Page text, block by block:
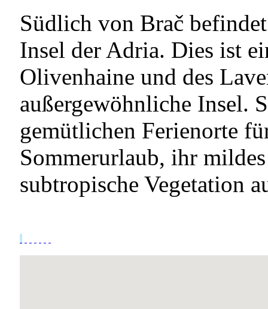
Südlich von Brač
Insel der Adria. Dies ist
Olivenhaine und des
außergewöhnliche Insel.
gemütlichen Ferienorte
Sommerurlaub, ihr
subtropische Vegetation